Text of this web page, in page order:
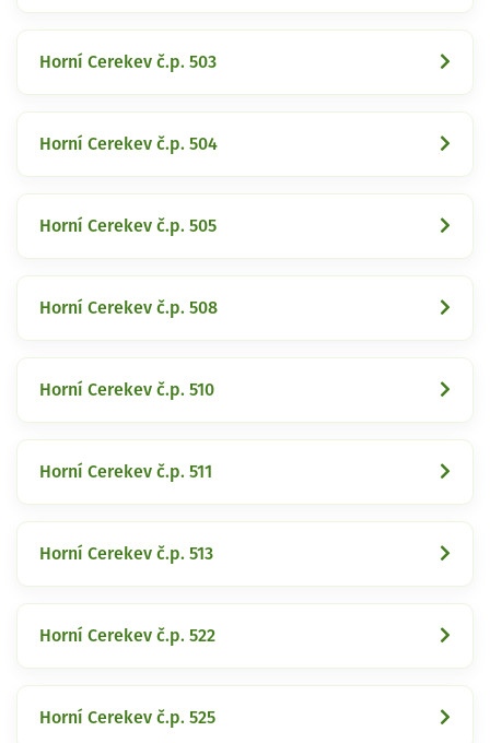
Horní Cerekev č.p. 503
Horní Cerekev č.p. 504
Horní Cerekev č.p. 505
Horní Cerekev č.p. 508
Horní Cerekev č.p. 510
Horní Cerekev č.p. 511
Horní Cerekev č.p. 513
Horní Cerekev č.p. 522
Horní Cerekev č.p. 525